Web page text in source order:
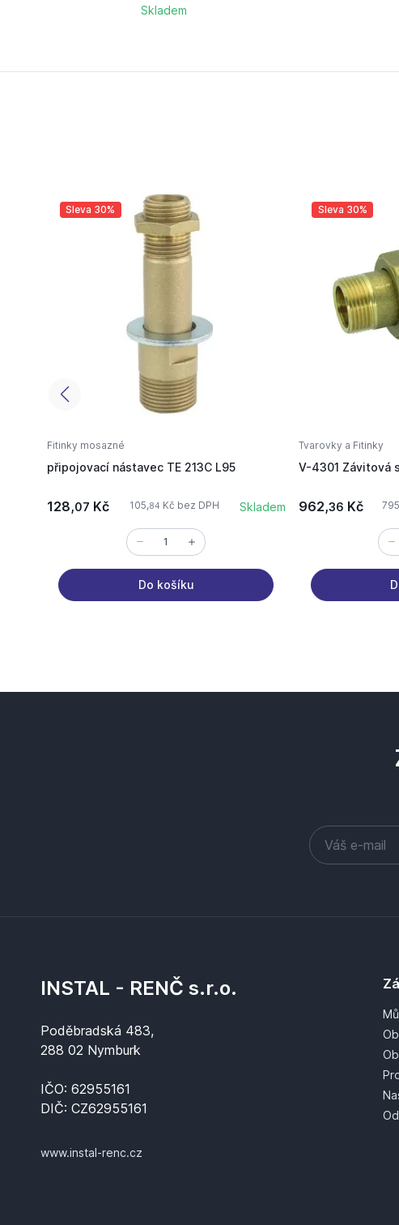
Skladem
Sleva 30%
Fitinky mosazné
připojovací nástavec TE 213C L95
128,07 Kč 105,84 Kč bez DPH Skladem
Do košíku
Sleva 30%
Tvarovky a Fitinky
V-4301 Závitová
962,36 Kč
INSTAL - RENČ s.r.o.
Poděbradská 483,
288 02 Nymburk
IČO: 62955161
DIČ: CZ62955161
www.instal-renc.cz